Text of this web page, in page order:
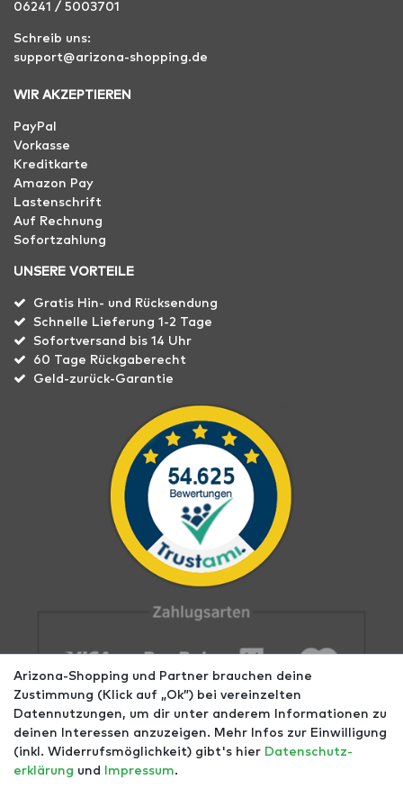
06241 / 5003701
Schreib uns:
support@arizona-shopping.de
WIR AKZEPTIEREN
PayPal
Vorkasse
Kreditkarte
Amazon Pay
Lastenschrift
Auf Rechnung
Sofortzahlung
UNSERE VORTEILE
Gratis Hin- und Rücksendung
Schnelle Lieferung 1-2 Tage
Sofortversand bis 14 Uhr
60 Tage Rückgaberecht
Geld-zurück-Garantie
Impressum AGB Datenschutz
Arizona-Shopping und Partner brauchen deine
Zustimmung (Klick auf „Ok”) bei vereinzelten
Datennutzungen, um dir unter anderem Informationen zu
deinen Interessen anzuzeigen. Mehr Infos zur Einwilligung
(inkl. Widerrufsmöglichkeit) gibt's hier Daten­schutz­
erklärung und Impressum.